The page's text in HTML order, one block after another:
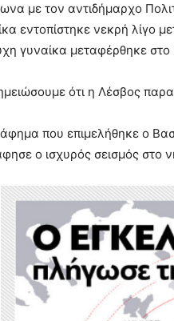
με τον αντιδήμαρχο
εντοπίστηκε νεκρή λίγο
γυναίκα μεταφέρθηκε στο
ότι η Λέσβος
που επιμελήθηκε ο
ο ισχυρός σεισμός στο